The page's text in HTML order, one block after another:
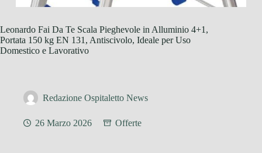
Leonardo Fai Da Te Scala Pieghevole in Alluminio 4+1,
Portata 150 kg EN 131, Antiscivolo, Ideale per Uso
Domestico e Lavorativo
Redazione Ospitaletto News
26 Marzo 2026 Offerte